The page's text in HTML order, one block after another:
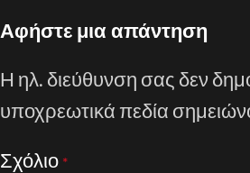
Αφήστε μια απάντηση
Η ηλ. διεύθυνση σας δεν
υποχρεωτικά πεδία
Σχόλιο *